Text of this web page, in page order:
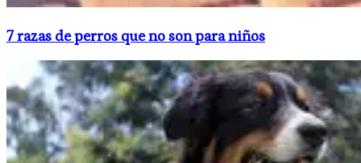
​7 razas de perros que no son para niños